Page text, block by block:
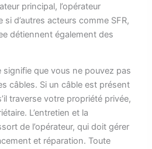
principal, l’opérateur
d’autres acteurs comme SFR,
détiennent également des
que vous ne pouvez pas
câbles. Si un câble est présent
traverse votre propriété privée,
L’entretien et la
de l’opérateur, qui doit gérer
et réparation. Toute